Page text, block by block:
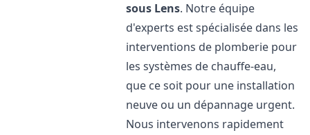
sous Lens. Notre équipe
d'experts est spécialisée dans les
interventions de plomberie pour
les systèmes de chauffe-eau,
que ce soit pour une installation
neuve ou un dépannage urgent.
Nous intervenons rapidement